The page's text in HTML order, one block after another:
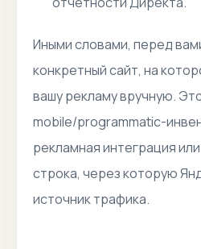
Иными словами, перед
конкретный сайт, на
вашу рекламу вручную.
mobile/programmatic-
рекламная интеграция
строка, через которую
источник трафика.